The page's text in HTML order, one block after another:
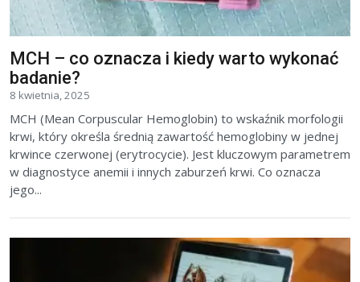
MCH – co oznacza i kiedy warto wykonać
badanie?
8 kwietnia, 2025
MCH (Mean Corpuscular Hemoglobin) to wskaźnik morfologii
krwi, który określa średnią zawartość hemoglobiny w jednej
krwince czerwonej (erytrocycie). Jest kluczowym parametrem
w diagnostyce anemii i innych zaburzeń krwi. Co oznacza
jego...